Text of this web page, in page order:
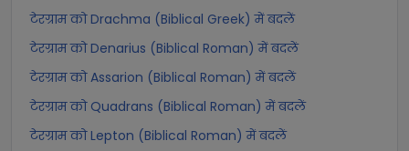
टेरग्राम को Drachma (Biblical Greek) में बदलें
टेरग्राम को Denarius (Biblical Roman) में बदलें
टेरग्राम को Assarion (Biblical Roman) में बदलें
टेरग्राम को Quadrans (Biblical Roman) में बदलें
टेरग्राम को Lepton (Biblical Roman) में बदलें